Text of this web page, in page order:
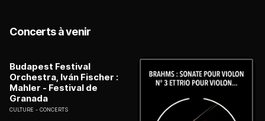
Concerts à venir
Budapest Festival
Orchestra, Iván Fischer :
Mahler - Festival de
Granada
CULTURE CONCERTS